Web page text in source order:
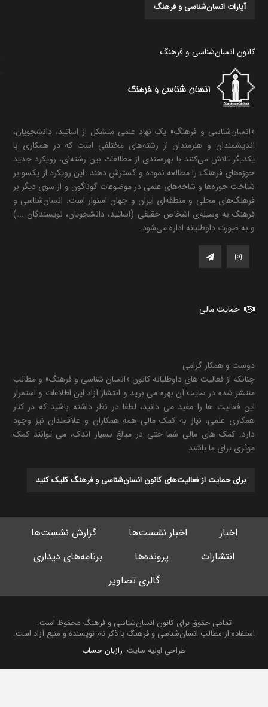
آپارات انسان‌شناسی و فرهنگ
کانون انسان‌شناسی و فرهنگ
«انسان‌شناسی و فرهنگ» یک نهاد علمی متشکل از اساتید، دانشجویان،
اندیشمندان و هنرمندان از رشته‌های مختلفی است که در همکاری با
یکدیگر تلاش می‌کنند با بهره‌مندی از مطالعات بین رشته‌ای، رویکرد جدید
حوزه‌های فرهنگ را مطالعه نموده و گسترش دهند. این رویکرد از یکسو بر
شناخت حوزه‌ها و شاخه‌های علمی در موضوعات گوناگون و از سوی دیگر بر
فرهنگ‌های محلی و منطقه‌ای ایران و جهان استوار است. انسان‌شناسی و
فرهنگ به وسیله‌ی اشخاص حقیقی (اساتید، دانشجویان، نویسندگان ...)
و به صورت داوطلبانه اداره می‌شود.
حمایت مالی
دوست و همکار گرامی
چنانکه از فعالیت های داوطلبانه کانون «انسان شناسی و فرهنگ» و مطالب
منتشر شده در سایت آن بهره می برید و انتشار آزاد این اطلاعات و استمرار
این فعالیت ها را مفید می دانید، لطفا در نظر داشته باشید که در کنار
همکاری علمی، نیاز به کمک مالی همه همکاران و علاقمندان نیز وجود
دارد. کمک های مالی شما حتی در مبالغ بسیار اندک، می توانند کمک
موثری برای ما باشند.
برای حمایت از فعالیت‌های کانون انسان‌شناسی و فرهنگ کلیک کنید
اخبار اخبار نشست‌ها
گزارش نشست‌ها
انتشارات
پرونده‌ها
برنامه‌های دیداری
گالری تصاویر
تمامی حقوق برای کانون انسان‌شناسی و فرهنگ محفوظ است.
استفاده از مطالب انسان‌شناسی و فرهنگ با ذکر نام نویسنده و منبع آزاد است.
طراحی اولیه سایت:رازبان حساب